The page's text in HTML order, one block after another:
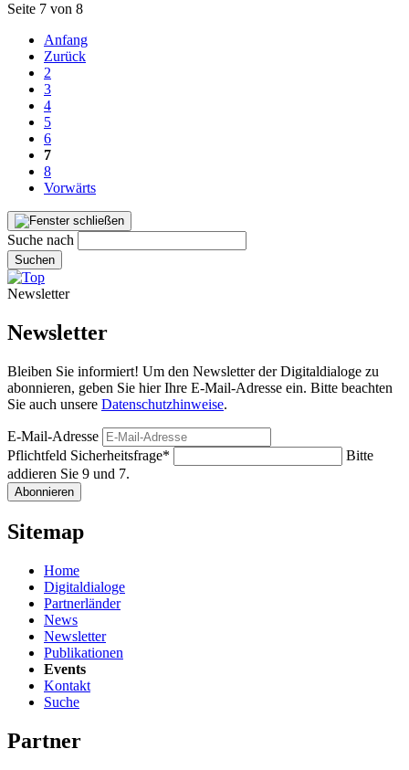
Seite 7 von 8
Anfang
Zurück
2
3
4
5
6
7
8
Vorwärts
Suche nach
Suchen
Newsletter
Newsletter
Bleiben Sie informiert! Um den Newsletter der Digitaldialoge zu
abonnieren, geben Sie hier Ihre E-Mail-Adresse ein. Bitte beachten
Sie auch unsere Datenschutzhinweise.
E-Mail-Adresse
Pflichtfeld Sicherheitsfrage*
Bitte
addieren Sie 9 und 7.
Abonnieren
Sitemap
Home
Digitaldialoge
Partnerländer
News
Newsletter
Publikationen
Events
Kontakt
Suche
Partner